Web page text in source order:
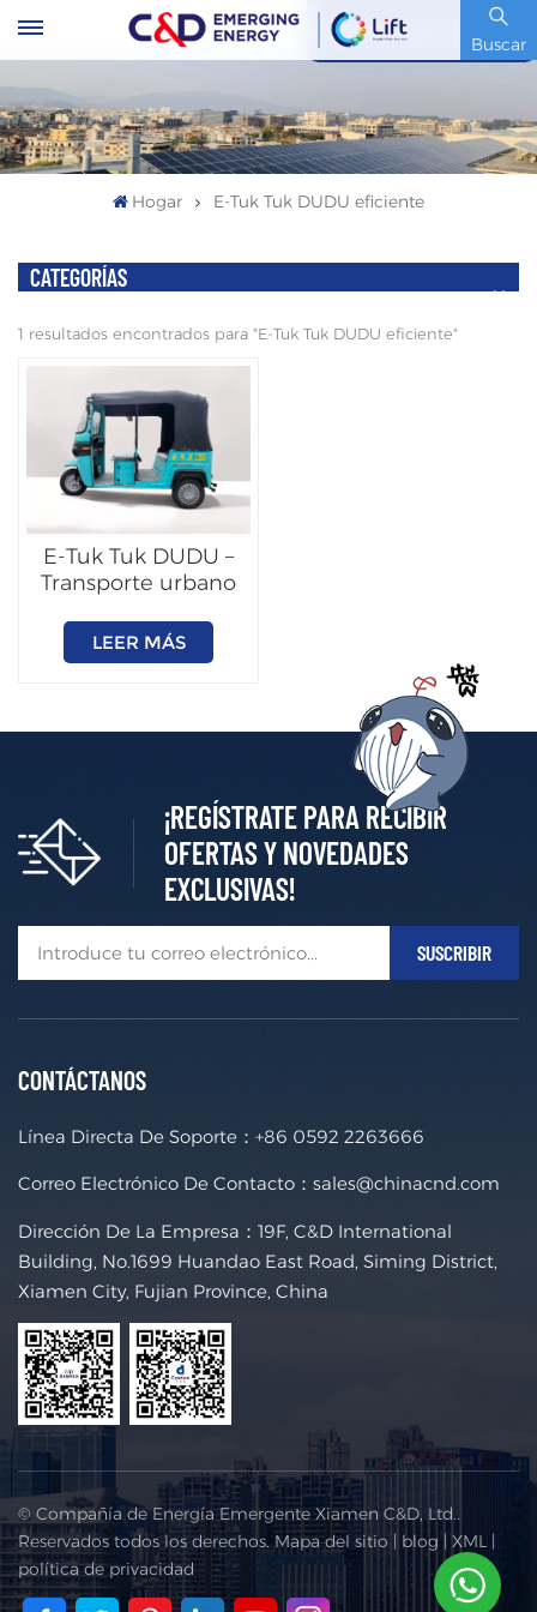
Buscar
Código De Stock : 600153.SH
Hogar E-Tuk Tuk DUDU eficiente
CATEGORÍAS
1 resultados encontrados para "E-Tuk Tuk DUDU eficiente"
E-Tuk Tuk DUDU –
Transporte urbano
emisiones
LEER MÁS
¡REGÍSTRATE PARA RECIBIR
OFERTAS Y NOVEDADES
EXCLUSIVAS!
CONTÁCTANOS
Línea Directa De Soporte： +86 0592 2263666
Correo Electrónico De Contacto： sales@chinacnd.com
Dirección De La Empresa：19F, C&D International
Building, No.1699 Huandao East Road, Siming District,
Xiamen City, Fujian Province, China
© Compañía de Energía Emergente Xiamen C&D, Ltd..
Reservados todos los derechos. Mapa del sitio | blog | XML |
política de privacidad